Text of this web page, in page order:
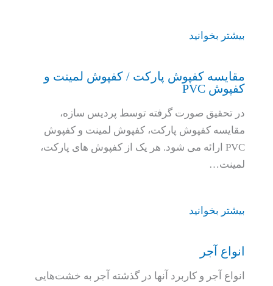
بیشتر بخوانید
مقایسه کفپوش پارکت / کفپوش لمینت و
کفپوش PVC
در تحقیق صورت گرفته توسط پردیس سازه،
مقایسه کفپوش پارکت، کفپوش لمینت و کفپوش
PVC ارائه می شود. هر یک از کفپوش های پارکت،
لمینت…
بیشتر بخوانید
انواع آجر
انواع آجر و کاربرد آنها در گذشته آجر به خشت‌هایی